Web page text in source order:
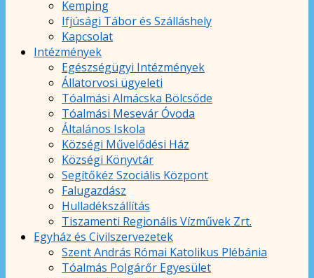
Kemping
Ifjúsági Tábor és Szálláshely
Kapcsolat
Intézmények
Egészségügyi Intézmények
Állatorvosi ügyeleti
Tóalmási Almácska Bölcsőde
Tóalmási Mesevár Óvoda
Általános Iskola
Községi Művelődési Ház
Községi Könyvtár
Segítőkéz Szociális Központ
Falugazdász
Hulladékszállítás
Tiszamenti Regionális Vízművek Zrt.
Egyház és Civilszervezetek
Szent András Római Katolikus Plébánia
Tóalmás Polgárőr Egyesület